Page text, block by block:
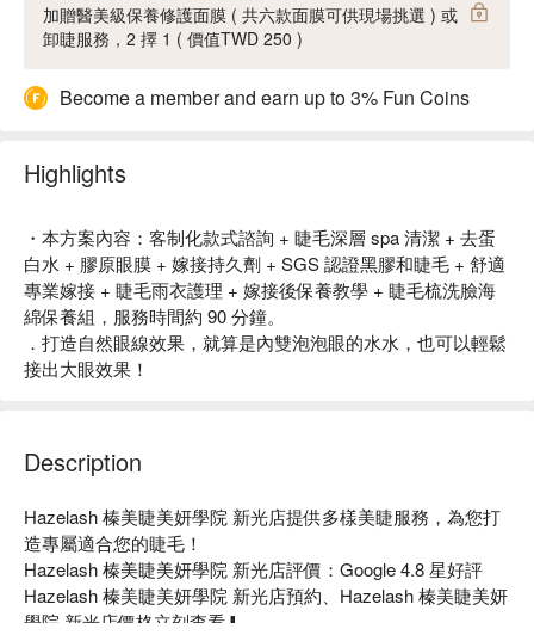
加贈醫美級保養修護面膜 ( 共六款面膜可供現場挑選 ) 或
卸睫服務，2 擇 1 ( 價值TWD 250 )
Become a member and earn up to 3% Fun Coins
Highlights
・本方案內容：客制化款式諮詢 + 睫毛深層 spa 清潔 + 去蛋
白水 + 膠原眼膜 + 嫁接持久劑 + SGS 認證黑膠和睫毛 + 舒適
專業嫁接 + 睫毛雨衣護理 + 嫁接後保養教學 + 睫毛梳洗臉海
綿保養組，服務時間約 90 分鐘。
．打造自然眼線效果，就算是內雙泡泡眼的水水，也可以輕鬆
接出大眼效果！
Description
Hazelash 榛美睫美妍學院 新光店提供多樣美睫服務，為您打
造專屬適合您的睫毛！
Hazelash 榛美睫美妍學院 新光店評價：Google 4.8 星好評
Hazelash 榛美睫美妍學院 新光店預約、Hazelash 榛美睫美妍
學院 新光店價格立刻查看⬇︎